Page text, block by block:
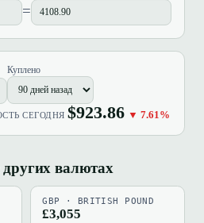
=
Куплено
СЕГОДНЯ $923.86 ▼ 7.61%
валютах
GBP · BRITISH POUND
£3,055